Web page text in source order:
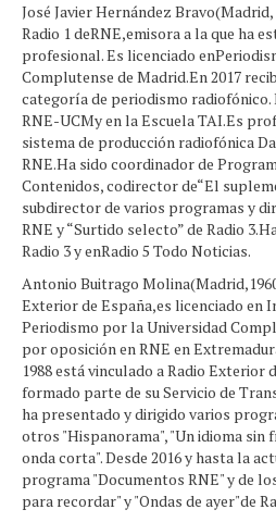
José Javier Hernández
Radio 1 deRNE,emisora a la que ha
profesional. Es licenciado
Complutense de Madrid.En 2017
categoría de periodismo
RNE-UCMy en la Escuela TAI.Es
sistema de producción radiofónica
RNE.Ha sido coordinador de
Contenidos, codirector de“El
subdirector de varios programas y
RNE y “Surtido selecto” de Radio
Radio 3 y enRadio 5 Todo Noticias.
Antonio Buitrago
Exterior de España,es licenciado en
Periodismo por la Universidad
por oposición en RNE en
1988 está vinculado a Radio Exterior
formado parte de su Servicio de
ha presentado y dirigido varios
otros "Hispanorama", "Un idioma sin
onda corta". Desde 2016 y hasta la
programa "Documentos RNE" y de
para recordar" y "Ondas de ayer"de